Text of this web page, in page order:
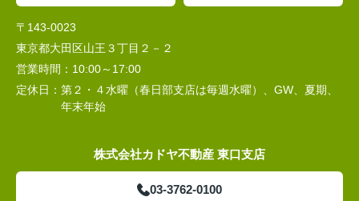
〒143-0023
東京都大田区山王３丁目２－２
営業時間： 10:00～17:00
定休日： 第２・４水曜（春日部支店は毎週水曜）、GW、夏期、
年末年始
株式会社カドヤ不動産 東口支店
03-3762-0100